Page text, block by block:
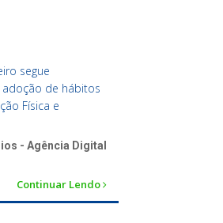
segue
adoção de hábitos
Física e
- Agência Digital
Continuar Lendo